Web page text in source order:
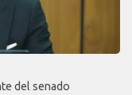
del senado